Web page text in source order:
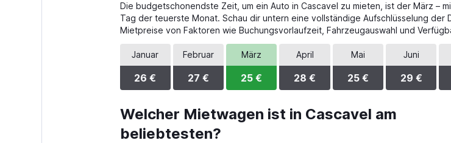
categories.
The
chart
has
1
Y
axis
displaying
Range:
0
to
Die budgetschonendste Zeit, um ein Auto in Cascavel zu mieten, ist der März –
Tag der teuerste Monat. Schau dir untern eine vollständige Aufschlüsselung
Mietpreise von Faktoren wie Buchungsvorlaufzeit, Fahrzeugauswahl und
Januar
26 €
Februar
27 €
März
25 €
April
28 €
Mai
25 €
Juni
29 €
Welcher Mietwagen ist in Cascavel am
beliebtesten?